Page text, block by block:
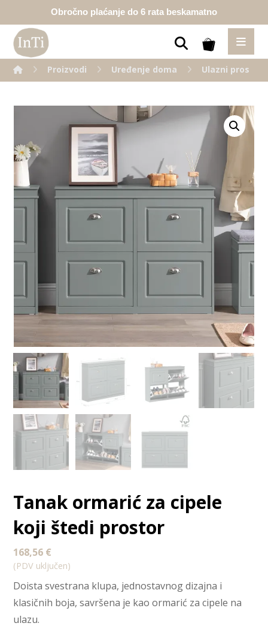
Obročno plaćanje do 6 rata beskamatno
Proizvodi Uređenje doma Ulazni prostor
Enlarge the image
Tanak ormarić za cipele
koji štedi prostor
168,56 €
(PDV uključen)
Doista svestrana klupa, jednostavnog dizajna i
klasičnih boja, savršena je kao ormarić za cipele na
ulazu.